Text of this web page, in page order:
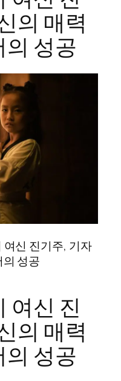
의 매력
성공
신 진기주, 기자
성공
여신 진
의 매력
성공